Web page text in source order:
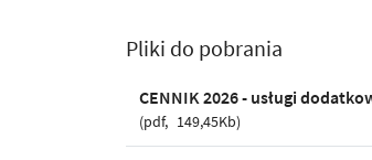
Pliki do pobrania
CENNIK 2026 - usługi
pdf 149,45Kb